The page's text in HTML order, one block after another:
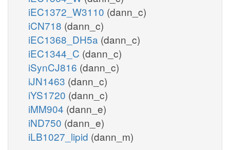
iEC1372_W3110 (dann_c)
iCN718 (dann_c)
iEC1368_DH5a (dann_c)
iEC1344_C (dann_c)
iSynCJ816 (dann_c)
iJN1463 (dann_c)
iYS1720 (dann_c)
iMM904 (dann_e)
iND750 (dann_e)
iLB1027_lipid (dann_m)